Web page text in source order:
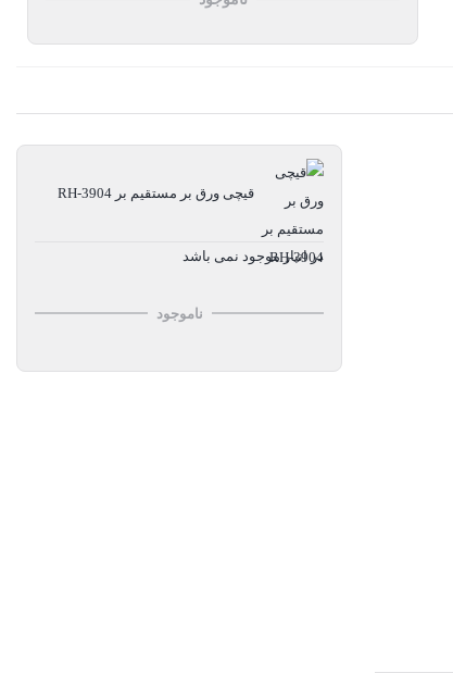
قیچی ورق بر مستقیم بر RH-3904
در انبار موجود نمی باشد
ناموجود